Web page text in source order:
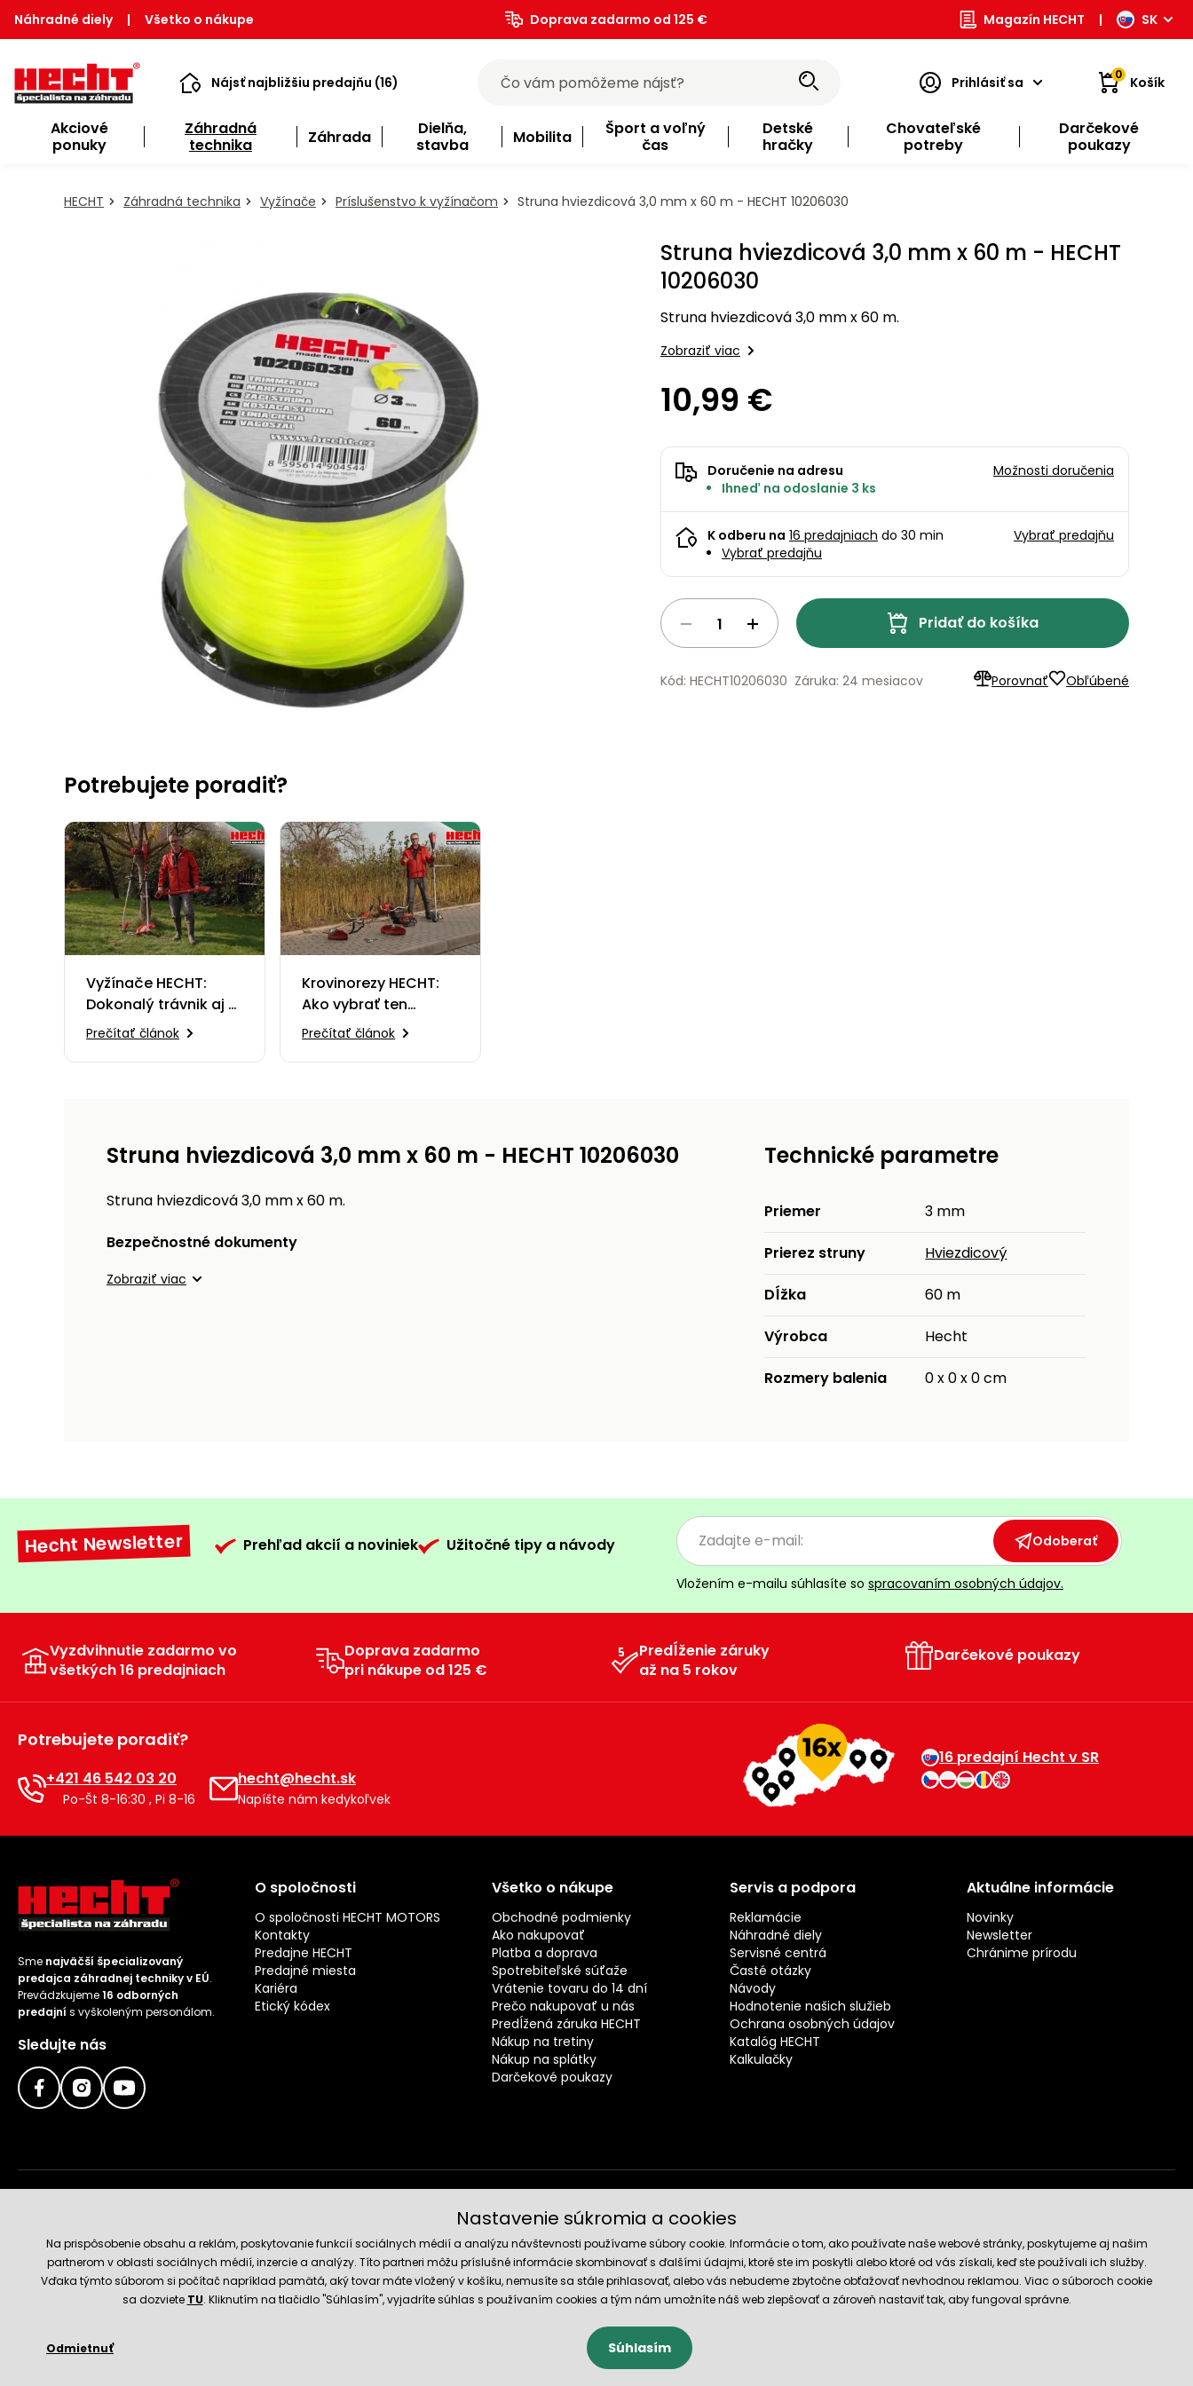
Náhradné diely | Všetko o nákupe Doprava zadarmo od 125 € Magazín HECHT | SK
Nájsť najbližšiu predajňu (16) Prihlásiť sa 0 Košík
Akciové
ponuky
Záhradná
technika
Záhrada
Dielňa,
stavba
Mobilita
Šport a voľný
čas
Detské
hračky
Chovateľské
potreby
Darčekové
poukazy
HECHT Záhradná technika Vyžínače Príslušenstvo k vyžínačom Struna hviezdicová 3,0 mm x 60 m - HECHT 10206030
Struna hviezdicová 3,0 mm x 60 m - HECHT
10206030
Struna hviezdicová 3,0 mm x 60 m.
Zobraziť viac
10,99 €
Doručenie na adresu
Ihneď na odoslanie 3 ks
Možnosti doručenia
K odberu na 16 predajniach do 30 min
Vybrať predajňu
Vybrať predajňu
Pridať do košíka
Porovnať Obľúbené
Kód: HECHT10206030 Záruka: 24 mesiacov
Potrebujete poradiť?
Vyžínače HECHT:
Dokonalý trávnik aj v
najmenšom detaile
Prečítať článok
Krovinorezy HECHT:
Ako vybrať ten
pravý?
Prečítať článok
Struna hviezdicová 3,0 mm x 60 m - HECHT 10206030
Struna hviezdicová 3,0 mm x 60 m.
Bezpečnostné dokumenty
Zobraziť viac
Technické parametre
Priemer 3 mm
Prierez struny Hviezdicový
Dĺžka 60 m
Výrobca Hecht
Rozmery balenia 0 x 0 x 0 cm
Hecht Newsletter Prehľad akcií a noviniek Užitočné tipy a návody Odoberať
Vložením e-mailu súhlasíte so spracovaním osobných údajov.
Vyzdvihnutie zadarmo vo
všetkých 16 predajniach
Doprava zadarmo
pri nákupe od 125 €
Predĺženie záruky
až na 5 rokov
Darčekové poukazy
Potrebujete poradiť?
+421 46 542 03 20
Po-Št 8-16:30 , Pi 8-16
hecht@hecht.sk
Napíšte nám kedykoľvek
16 predajní Hecht v SR
Sme najväčší špecializovaný
predajca záhradnej techniky v EÚ.
Prevádzkujeme16 odborných
predajní s vyškoleným personálom.
Sledujte nás
O spoločnosti
O spoločnosti HECHT MOTORS
Kontakty
Predajne HECHT
Predajné miesta
Kariéra
Etický kódex
Všetko o nákupe
Obchodné podmienky
Ako nakupovať
Platba a doprava
Spotrebiteľské súťaže
Vrátenie tovaru do 14 dní
Prečo nakupovať u nás
Predĺžená záruka HECHT
Nákup na tretiny
Nákup na splátky
Darčekové poukazy
Servis a podpora
Reklamácie
Náhradné diely
Servisné centrá
Časté otázky
Návody
Hodnotenie našich služieb
Ochrana osobných údajov
Katalóg HECHT
Kalkulačky
Aktuálne informácie
Novinky
Newsletter
Chránime prírodu
Spoľahlivý obchod
Nastavenie súkromia a cookies
Na prispôsobenie obsahu a reklám, poskytovanie funkcií sociálnych médií a analýzu návštevnosti používame súbory cookie. Informácie o tom, ako používate naše webové stránky, poskytujeme aj našim
partnerom v oblasti sociálnych médií, inzercie a analýzy. Títo partneri môžu príslušné informácie skombinovať s ďalšími údajmi, ktoré ste im poskytli alebo ktoré od vás získali, keď ste používali ich služby.
Vďaka týmto súborom si počítač napríklad pamätá, aký tovar máte vložený v košíku, nemusíte sa stále prihlasovať, alebo vás nebudeme zbytočne obťažovať nevhodnou reklamou. Viac o súboroch cookie
sa dozviete TU. Kliknutím na tlačidlo "Súhlasím", vyjadríte súhlas s používaním cookies a tým nám umožníte náš web zlepšovať a zároveň nastaviť tak, aby fungoval správne.
Odmietnuť Súhlasím